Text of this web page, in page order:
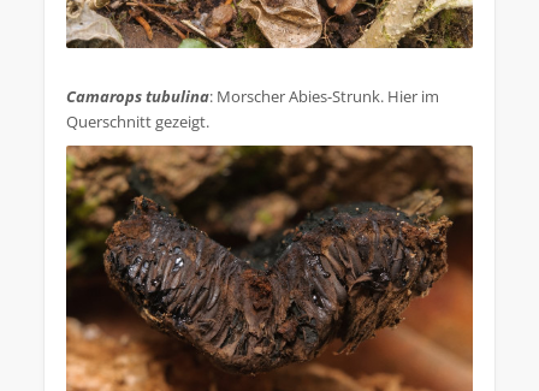
Camarops tubulina: Morscher Abies-Strunk. Hier im
Querschnitt gezeigt.